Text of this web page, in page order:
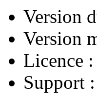
Version
Version
Licence
Support :